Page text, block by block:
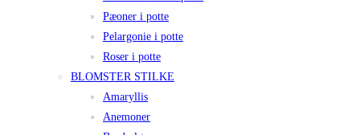
Pæoner i potte
Pelargonie i potte
Roser i potte
BLOMSTER STILKE
Amaryllis
Anemoner